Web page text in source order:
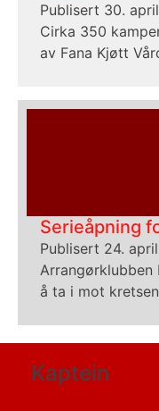
Publisert 30.
Cirka 350
av Fana Kjøtt
Serieåpning
Publisert 24.
Arrangørklubben
å ta i mot
Kaptein